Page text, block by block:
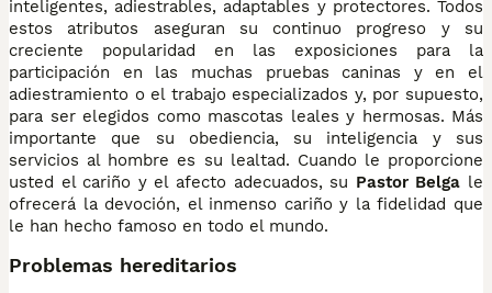
inteligentes, adiestrables, adaptables y protectores. Todos
estos atributos aseguran su continuo progreso y su
creciente popularidad en las exposiciones para la
participación en las muchas pruebas caninas y en el
adiestramiento o el trabajo especializados y, por supuesto,
para ser elegidos como mascotas leales y hermosas. Más
importante que su obediencia, su inteligencia y sus
servicios al hombre es su lealtad. Cuando le proporcione
usted el cariño y el afecto adecuados, su Pastor Belga le
ofrecerá la devoción, el inmenso cariño y la fidelidad que
le han hecho famoso en todo el mundo.
Problemas hereditarios